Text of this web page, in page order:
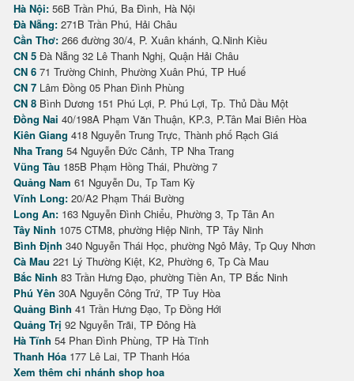
Hà Nội: 56B Trần Phú, Ba Đình, Hà Nội
Đà Nẵng: 271B Trần Phú, Hải Châu
Cần Thơ: 266 đường 30/4, P. Xuân khánh, Q.Ninh Kiều
CN 5 Đà Nẵng 32 Lê Thanh Nghị, Quận Hải Châu
CN 6 71 Trường Chinh, Phường Xuân Phú, TP Huế
CN 7 Lâm Đồng 05 Phan Đình Phùng
CN 8 Bình Dương 151 Phú Lợi, P. Phú Lợi, Tp. Thủ Dầu Một
Đồng Nai 40/198A Phạm Văn Thuận, KP.3, P.Tân Mai Biên Hòa
Kiên Giang 418 Nguyễn Trung Trực, Thành phố Rạch Giá
Nha Trang 54 Nguyễn Đức Cảnh, TP Nha Trang
Vũng Tàu 185B Phạm Hồng Thái, Phường 7
Quảng Nam 61 Nguyễn Du, Tp Tam Kỳ
Vĩnh Long: 20/A2 Phạm Thái Bường
Long An: 163 Nguyễn Đình Chiểu, Phường 3, Tp Tân An
Tây Ninh 1075 CTM8, phường Hiệp Ninh, TP Tây Ninh
Bình Định 340 Nguyễn Thái Học, phường Ngô Mây, Tp Quy Nhơn
Cà Mau 221 Lý Thường Kiệt, K2, Phường 6, Tp Cà Mau
Bắc Ninh 83 Trần Hưng Đạo, phường Tiền An, TP Bắc Ninh
Phú Yên 30A Nguyễn Công Trứ, TP Tuy Hòa
Quảng Bình 41 Trần Hưng Đạo, Tp Đồng Hới
Quảng Trị 92 Nguyễn Trãi, TP Đông Hà
Hà Tĩnh 54 Phan Đình Phùng, TP Hà Tĩnh
Thanh Hóa 177 Lê Lai, TP Thanh Hóa
Xem thêm chi nhánh shop hoa